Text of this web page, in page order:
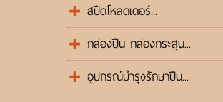
สปีดโหลดเดอร์...
กล่องปืน กล่องกระสุน...
อุปกรณ์บำรุงรักษาปืน...